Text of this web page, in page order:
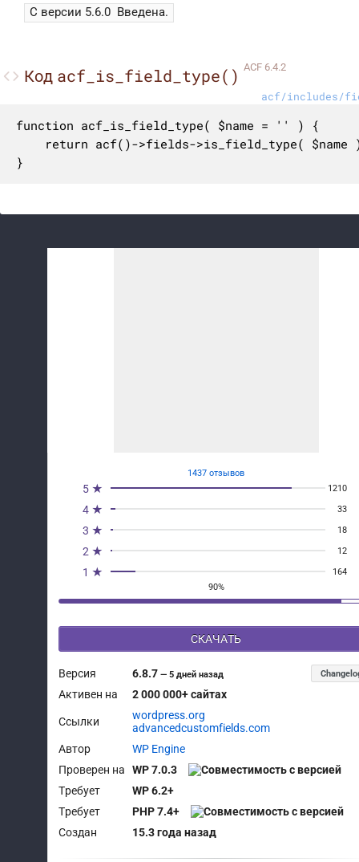
С версии 5.6.0 Введена.
Код acf_is_field_type() ACF 6.4.2
acf/includes/
function acf_is_field_type( $name = '' ) {
}
1437 отзывов
5 ★ 1210
4 ★ 33
3 ★ 18
2 ★ 12
1 ★
164
90%
СКАЧАТЬ
Версия 6.8.7—5 дней назад
Активен на 2 000 000+ сайтах
Ссылки
wordpress.org
advancedcustomfields.com
Автор
WP Engine
Проверен на
WP 7.0.3
Требует
WP 6.2+
Требует
PHP 7.4+
Создан
15.3 года назад